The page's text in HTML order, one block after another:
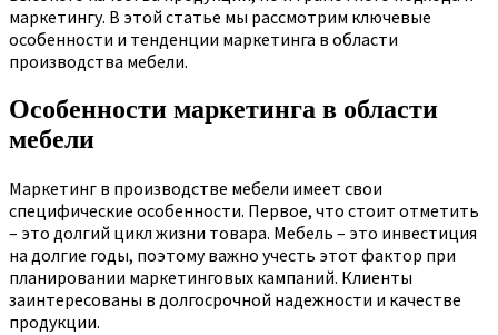
маркетингу. В этой статье мы рассмотрим ключевые
особенности и тенденции маркетинга в области
производства мебели.
Особенности маркетинга в области
мебели
Маркетинг в производстве мебели имеет свои
специфические особенности. Первое, что стоит отметить
– это долгий цикл жизни товара. Мебель – это инвестиция
на долгие годы, поэтому важно учесть этот фактор при
планировании маркетинговых кампаний. Клиенты
заинтересованы в долгосрочной надежности и качестве
продукции.